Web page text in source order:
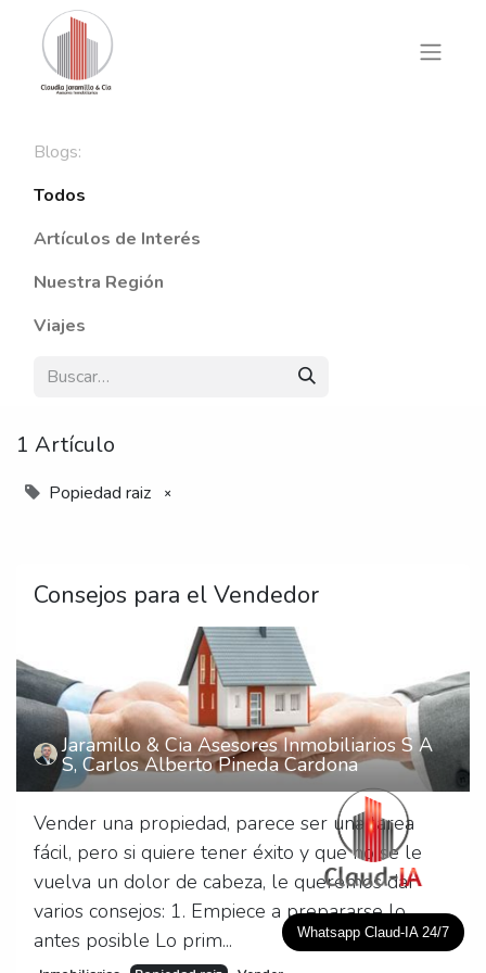
Blogs:
Todos
Artículos de Interés
Nuestra Región
Viajes
1 Artículo
Popiedad raiz ×
Consejos para el Vendedor
Jaramillo & Cia Asesores Inmobiliarios S A
S, Carlos Alberto Pineda Cardona
Vender una propiedad, parece ser una tarea
fácil, pero si quiere tener éxito y que no se le
vuelva un dolor de cabeza, le queremos dar
varios consejos: 1. Empiece a prepararse lo
antes posible Lo prim...
Whatsapp Claud-IA 24/7